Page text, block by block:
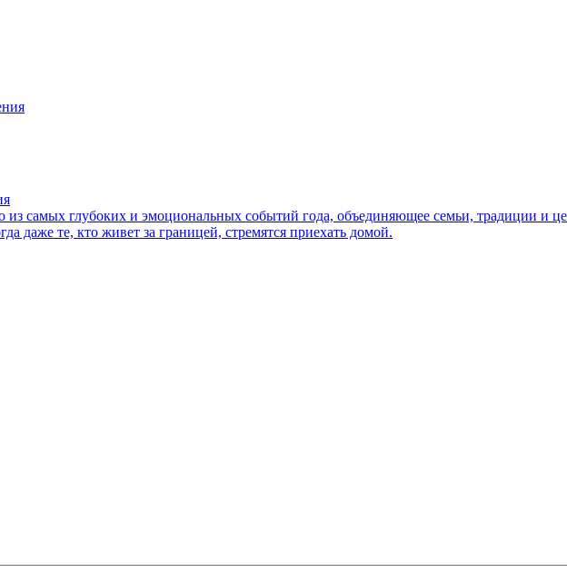
самых глубоких и эмоциональных событий года, объединяющее семьи, традиции и
даже те, кто живет за границей, стремятся приехать домой.